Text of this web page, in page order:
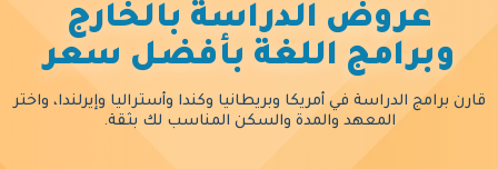
عروض الدراسة بالخارج
وبرامج اللغة بأفضل سعر
قارن برامج الدراسة في أمريكا وبريطانيا وكندا وأستراليا وإيرلندا، واختر
المعهد والمدة والسكن المناسب لك بثقة.